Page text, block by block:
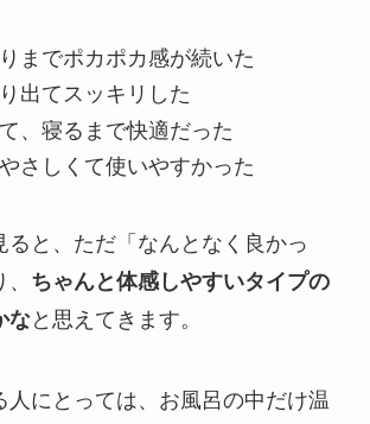
までポカポカ感が続いた
出てスッキリした
、寝るまで快適だった
さしくて使いやすかった
ると、ただ「なんとなく良かっ
ちゃんと体感しやすいタイプの
なと思えてきます。
人にとっては、お風呂の中だけ温